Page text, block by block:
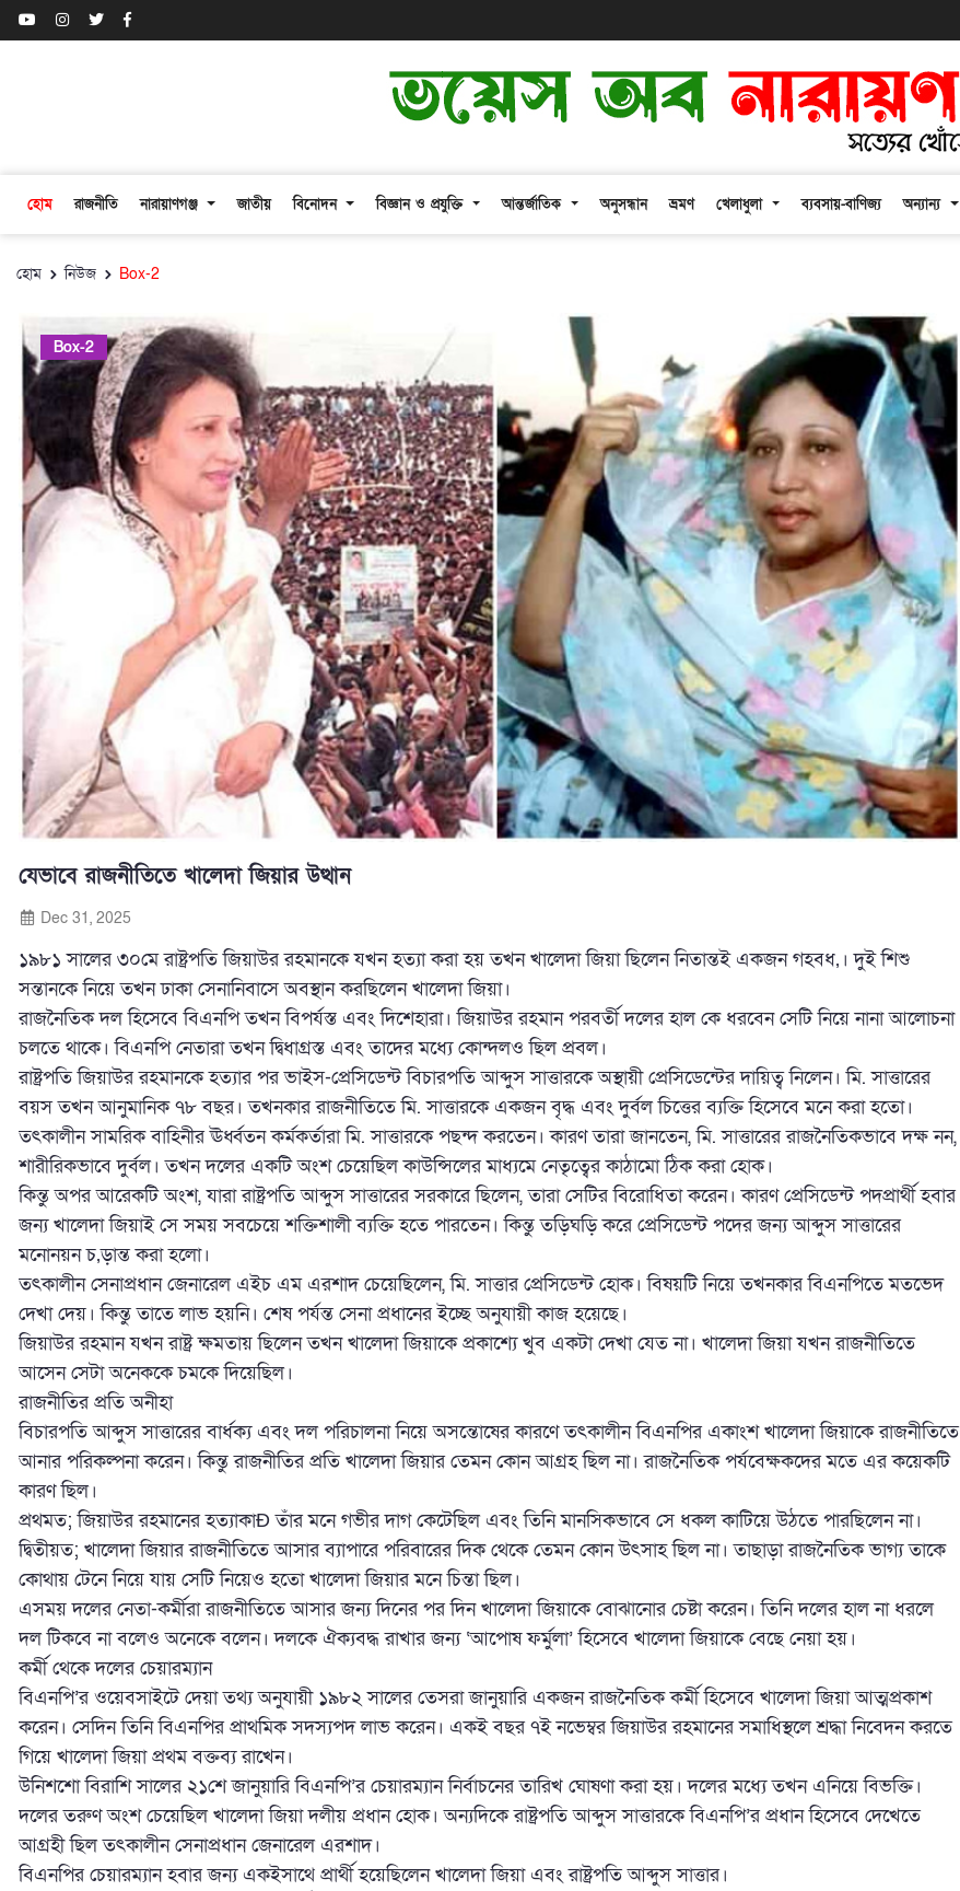
হোম রাজনীতি নারায়াণগঞ্জ জাতীয় বিনোদন বিজ্ঞান ও প্রযুক্তি আন্তর্জাতিক অনুসন্ধান ভ্রমণ খেলাধুলা ব্যবসায়-বাণিজ্য অন্যান্য
হোম নিউজ Box-2
Box-2
যেভাবে রাজনীতিতে খালেদা জিয়ার উত্থান
Dec 31, 2025
১৯৮১ সালের ৩০মে রাষ্ট্রপতি জিয়াউর রহমানকে যখন হত্যা করা হয় তখন খালেদা জিয়া ছিলেন নিতান্তই একজন গহবধ‚। দুই শিশু
সন্তানকে নিয়ে তখন ঢাকা সেনানিবাসে অবস্থান করছিলেন খালেদা জিয়া।
রাজনৈতিক দল হিসেবে বিএনপি তখন বিপর্যস্ত এবং দিশেহারা। জিয়াউর রহমান পরবর্তী দলের হাল কে ধরবেন সেটি নিয়ে নানা আলোচনা
চলতে থাকে। বিএনপি নেতারা তখন দ্বিধাগ্রস্ত এবং তাদের মধ্যে কোন্দলও ছিল প্রবল।
রাষ্ট্রপতি জিয়াউর রহমানকে হত্যার পর ভাইস-প্রেসিডেন্ট বিচারপতি আব্দুস সাত্তারকে অস্থায়ী প্রেসিডেন্টের দায়িত্ব নিলেন। মি. সাত্তারের
বয়স তখন আনুমানিক ৭৮ বছর। তখনকার রাজনীতিতে মি. সাত্তারকে একজন বৃদ্ধ এবং দুর্বল চিত্তের ব্যক্তি হিসেবে মনে করা হতো।
তৎকালীন সামরিক বাহিনীর ঊর্ধ্বতন কর্মকর্তারা মি. সাত্তারকে পছন্দ করতেন। কারণ তারা জানতেন, মি. সাত্তারের রাজনৈতিকভাবে দক্ষ নন,
শারীরিকভাবে দুর্বল। তখন দলের একটি অংশ চেয়েছিল কাউন্সিলের মাধ্যমে নেতৃত্বের কাঠামো ঠিক করা হোক।
কিন্তু অপর আরেকটি অংশ, যারা রাষ্ট্রপতি আব্দুস সাত্তারের সরকারে ছিলেন, তারা সেটির বিরোধিতা করেন। কারণ প্রেসিডেন্ট পদপ্রার্থী হবার
জন্য খালেদা জিয়াই সে সময় সবচেয়ে শক্তিশালী ব্যক্তি হতে পারতেন। কিন্তু তড়িঘড়ি করে প্রেসিডেন্ট পদের জন্য আব্দুস সাত্তারের
মনোনয়ন চ‚ড়ান্ত করা হলো।
তৎকালীন সেনাপ্রধান জেনারেল এইচ এম এরশাদ চেয়েছিলেন, মি. সাত্তার প্রেসিডেন্ট হোক। বিষয়টি নিয়ে তখনকার বিএনপিতে মতভেদ
দেখা দেয়। কিন্তু তাতে লাভ হয়নি। শেষ পর্যন্ত সেনা প্রধানের ইচ্ছে অনুযায়ী কাজ হয়েছে।
জিয়াউর রহমান যখন রাষ্ট্র ক্ষমতায় ছিলেন তখন খালেদা জিয়াকে প্রকাশ্যে খুব একটা দেখা যেত না। খালেদা জিয়া যখন রাজনীতিতে
আসেন সেটা অনেককে চমকে দিয়েছিল।
রাজনীতির প্রতি অনীহা
বিচারপতি আব্দুস সাত্তারের বার্ধক্য এবং দল পরিচালনা নিয়ে অসন্তোষের কারণে তৎকালীন বিএনপির একাংশ খালেদা জিয়াকে রাজনীতিতে
আনার পরিকল্পনা করেন। কিন্তু রাজনীতির প্রতি খালেদা জিয়ার তেমন কোন আগ্রহ ছিল না। রাজনৈতিক পর্যবেক্ষকদের মতে এর কয়েকটি
কারণ ছিল।
প্রথমত; জিয়াউর রহমানের হত্যাকাÐ তাঁর মনে গভীর দাগ কেটেছিল এবং তিনি মানসিকভাবে সে ধকল কাটিয়ে উঠতে পারছিলেন না।
দ্বিতীয়ত; খালেদা জিয়ার রাজনীতিতে আসার ব্যাপারে পরিবারের দিক থেকে তেমন কোন উৎসাহ ছিল না। তাছাড়া রাজনৈতিক ভাগ্য তাকে
কোথায় টেনে নিয়ে যায় সেটি নিয়েও হতো খালেদা জিয়ার মনে চিন্তা ছিল।
এসময় দলের নেতা-কর্মীরা রাজনীতিতে আসার জন্য দিনের পর দিন খালেদা জিয়াকে বোঝানোর চেষ্টা করেন। তিনি দলের হাল না ধরলে
দল টিকবে না বলেও অনেকে বলেন। দলকে ঐক্যবদ্ধ রাখার জন্য ‘আপোষ ফর্মুলা’ হিসেবে খালেদা জিয়াকে বেছে নেয়া হয়।
কর্মী থেকে দলের চেয়ারম্যান
বিএনপি’র ওয়েবসাইটে দেয়া তথ্য অনুযায়ী ১৯৮২ সালের তেসরা জানুয়ারি একজন রাজনৈতিক কর্মী হিসেবে খালেদা জিয়া আত্মপ্রকাশ
করেন। সেদিন তিনি বিএনপির প্রাথমিক সদস্যপদ লাভ করেন। একই বছর ৭ই নভেম্বর জিয়াউর রহমানের সমাধিস্থলে শ্রদ্ধা নিবেদন করতে
গিয়ে খালেদা জিয়া প্রথম বক্তব্য রাখেন।
উনিশশো বিরাশি সালের ২১শে জানুয়ারি বিএনপি’র চেয়ারম্যান নির্বাচনের তারিখ ঘোষণা করা হয়। দলের মধ্যে তখন এনিয়ে বিভক্তি।
দলের তরুণ অংশ চেয়েছিল খালেদা জিয়া দলীয় প্রধান হোক। অন্যদিকে রাষ্ট্রপতি আব্দুস সাত্তারকে বিএনপি’র প্রধান হিসেবে দেখেতে
আগ্রহী ছিল তৎকালীন সেনাপ্রধান জেনারেল এরশাদ।
বিএনপির চেয়ারম্যান হবার জন্য একইসাথে প্রার্থী হয়েছিলেন খালেদা জিয়া এবং রাষ্ট্রপতি আব্দুস সাত্তার।